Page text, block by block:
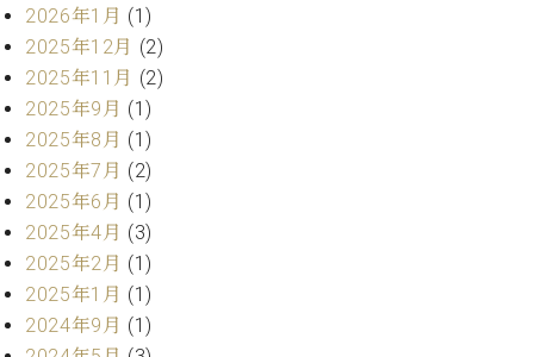
C.
ベ
ヒ
シ
ュ
タ
イ
ン
コ
ン
サ
ー
ベ
ヒ
ュ
タ
イ
ン・
シ
レ
納
ー
ト
レ
ッ
ス
ン
ン
ト
ベヒ
シュ
タイ
ン・
ーレ
音楽
教室
会
社
お
問
せ
2026年1月 (1)
2025年12月 (2)
2025年11月 (2)
2025年9月 (1)
2025年8月 (1)
2025年7月 (2)
2025年6月 (1)
2025年4月 (3)
2025年2月 (1)
2025年1月 (1)
2024年9月 (1)